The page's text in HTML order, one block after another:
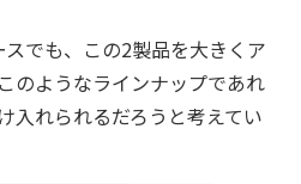
でも、この2製品を大きくア
のようなラインナップであれ
入れられるだろうと考えてい